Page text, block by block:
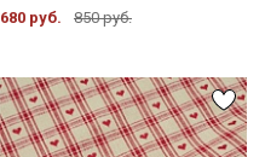
680 руб. 850 руб.